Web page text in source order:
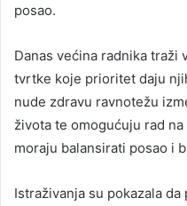
posao.
Danas većina radnika traži
tvrtke koje prioritet daju
nude zdravu ravnotežu
života te omogućuju rad
moraju balansirati posao i
Istraživanja su pokazala